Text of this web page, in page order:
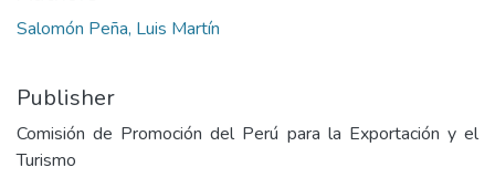
Salomón Peña, Luis Martín
Publisher
Comisión de Promoción del Perú para la Exportación y el
Turismo